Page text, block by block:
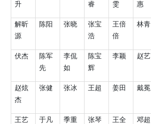
升
睿
雯
惠
解昕
源
陈阳 张晓
张宝
浩
王倍
倍
林青
伏杰
陈军
先
李侃
如
陈宝
辉
李颖 赵艺
赵炫
杰
张健 张冰 王超 姜田 戴冕
王艺
于凡
季重
张琴
王全
邓超